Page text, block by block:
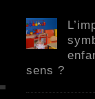
sens ?